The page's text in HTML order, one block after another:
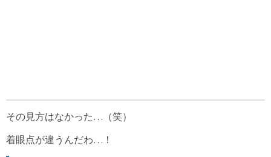
その見方はなかった…（笑）
着眼点が違うんだわ…！